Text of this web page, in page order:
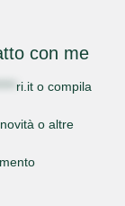
con me
ri.it o compila
o altre